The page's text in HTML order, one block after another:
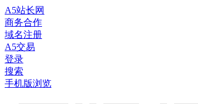
A5站长网
商务合作
域名注册
A5交易
登录
搜索
手机版浏览